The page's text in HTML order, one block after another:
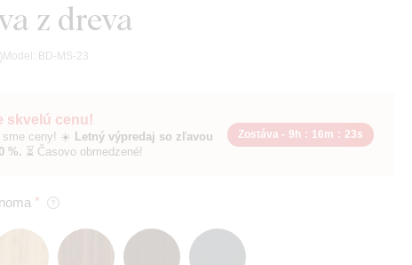
z dreva
) Model: BD-MS-23
skvelú cenu!
sme ceny! ☀️ Letný výpredaj so zľavou
%. ⏳ Časovo obmedzené!
Zostáva - 9h : 16m : 21s